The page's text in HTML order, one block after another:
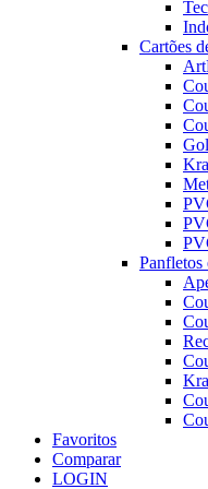
Cartões
Panfletos
Favoritos
Comparar
LOGIN